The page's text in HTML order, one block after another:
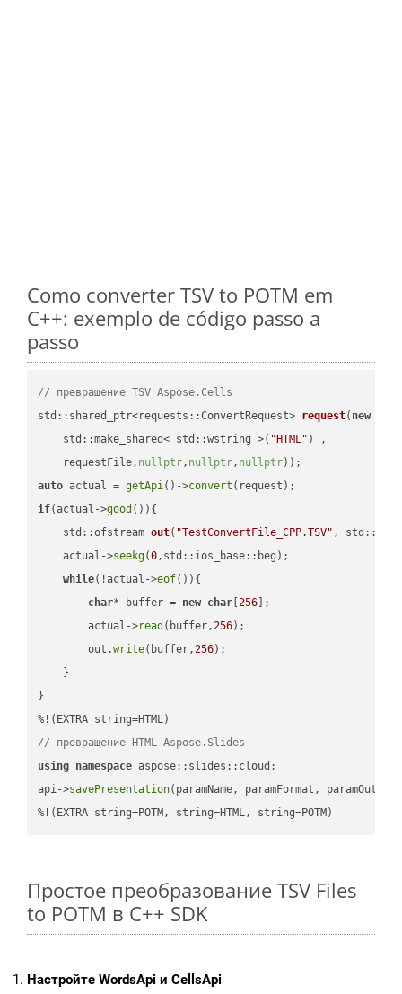
Como converter TSV to POTM em
C++: exemplo de código passo a
passo
// превращение TSV Aspose.Cells
std::shared_ptr<requests::ConvertRequest> request( new
    std::make_shared< std::wstring >(
"HTML" ) ,
    requestFile,
nullptr, nullptr, nullptr))
auto actual = getApi()->convert
if(actual->good ()){
std::ofstream out( "TestConvertFile_CPP.TSV" ,
    actual->
seekg(0,std::ios_base::beg);
while(!actual->eof()){
char* buffer = new char [256 ];
        actual->
read (buffer,256);
        out.
write(buffer,256);
    }
}
// превращение HTML Aspose.Slides
using namespace aspose::slides::cloud;
api->savePresentation(paramName, paramFormat,
%!(EXTRA string=POTM, string=HTML, string=POTM)
Простое преобразование TSV Files
to POTM в C++ SDK
Настройте WordsApi и CellsApi